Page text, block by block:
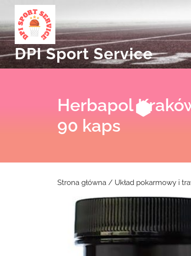
content
DPI Sport Service
Herbapol
90 kaps
Strona główna / Układ pokarmowy i